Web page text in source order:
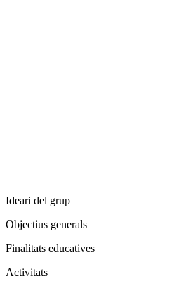
Ideari del grup
Objectius generals
Finalitats educatives
Activitats